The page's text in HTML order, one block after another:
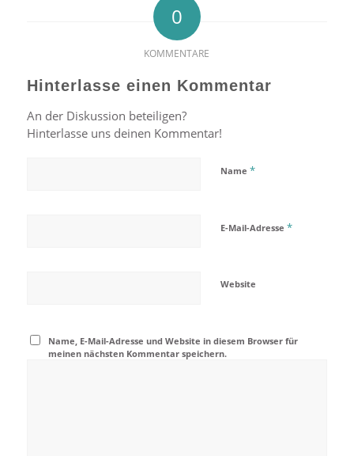
0
KOMMENTARE
Hinterlasse einen Kommentar
An der Diskussion beteiligen?
Hinterlasse uns deinen Kommentar!
Name *
E-Mail-Adresse *
Website
Name, E-Mail-Adresse und Website in diesem Browser für
meinen nächsten Kommentar speichern.